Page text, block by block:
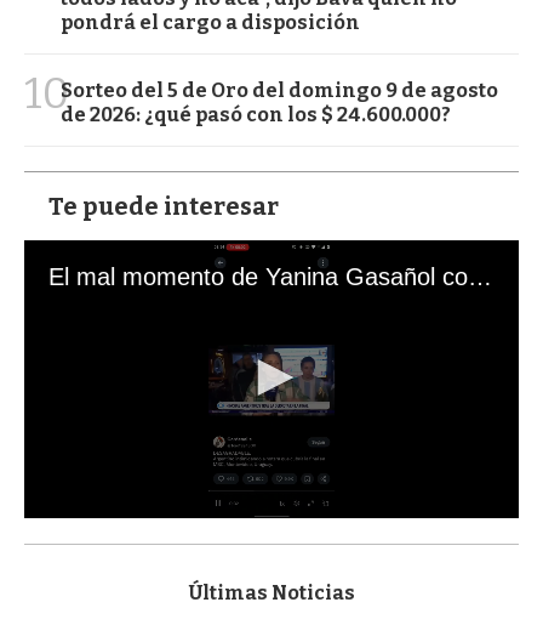
pondrá el cargo a disposición
10Sorteo del 5 de Oro del domingo 9 de agosto
de 2026: ¿qué pasó con los $ 24.600.000?
Te puede interesar
El mal momento de Yanina Gasañol con un hincha argentino en "Subrayado"
s
Últimas Noticias